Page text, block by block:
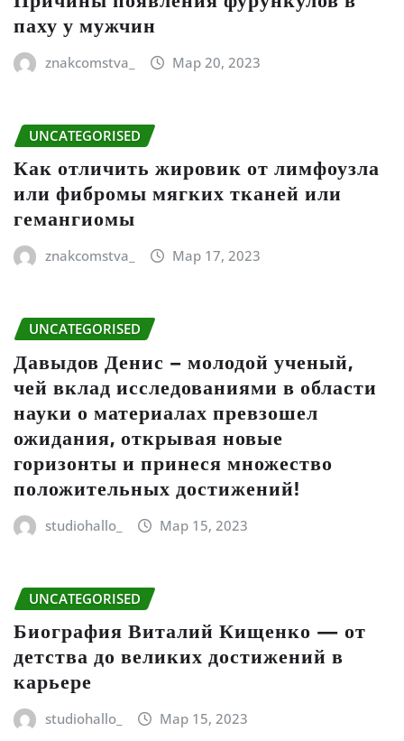
паху у мужчин
znakcomstva_ Мар 20, 2023
UNCATEGORISED
Как отличить жировик от лимфоузла
или фибромы мягких тканей или
гемангиомы
znakcomstva_ Мар 17, 2023
UNCATEGORISED
Давыдов Денис – молодой ученый,
чей вклад исследованиями в области
науки о материалах превзошел
ожидания, открывая новые
горизонты и принеся множество
положительных достижений!
studiohallo_ Мар 15, 2023
UNCATEGORISED
Биография Виталий Кищенко — от
детства до великих достижений в
карьере
studiohallo_ Мар 15, 2023